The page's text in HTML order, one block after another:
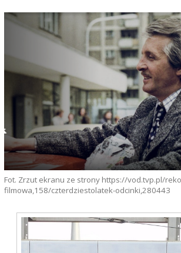
Fot. Zrzut ekranu ze strony https://vod.tvp.pl/
filmowa,158/czterdziestolatek-odcinki,280443